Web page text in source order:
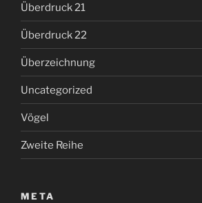
Überdruck 21
Überdruck 22
Überzeichnung
Uncategorized
Vögel
Zweite Reihe
META